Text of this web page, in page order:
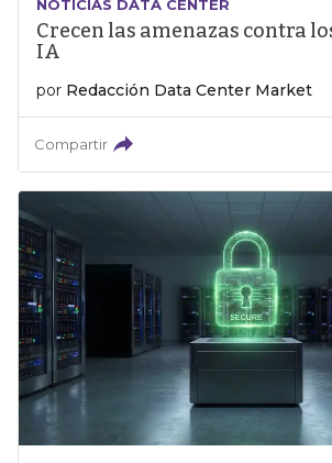
NOTICIAS DATA CENTER
Crecen las amenazas contra
IA
por Redacción Data Center Market
Compartir